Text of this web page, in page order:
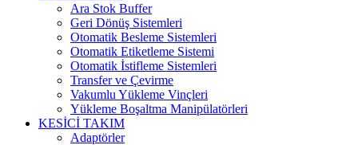
Ara Stok Buffer
Geri Dönüş Sistemleri
Otomatik Besleme Sistemleri
Otomatik Etiketleme Sistemi
Otomatik İstifleme Sistemleri
Transfer ve Çevirme
Vakumlu Yükleme Vinçleri
Yükleme Boşaltma Manipülatörleri
KESİCİ TAKIM
Adaptörler